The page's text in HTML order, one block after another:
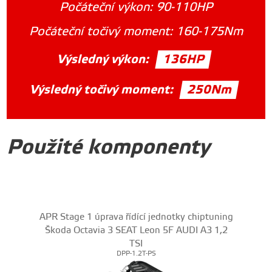
Počáteční výkon: 90-110HP
Počáteční točivý moment: 160-175Nm
Výsledný výkon: 136HP
Výsledný točivý moment: 250Nm
Použité komponenty
APR Stage 1 úprava řídící jednotky chiptuning
Škoda Octavia 3 SEAT Leon 5F AUDI A3 1,2
TSI
DPP-1.2T-PS